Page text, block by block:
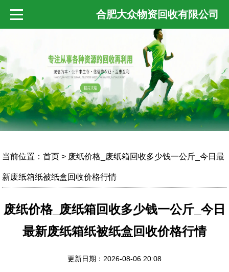
合肥大众物资回收有限公司
当前位置：首页 > 废纸价格_废纸箱回收多少钱一公斤_今日最
新废纸箱纸被纸盒回收价格行情
废纸价格_废纸箱回收多少钱一公斤_今日
最新废纸箱纸被纸盒回收价格行情
更新日期：2026-08-06 20:08